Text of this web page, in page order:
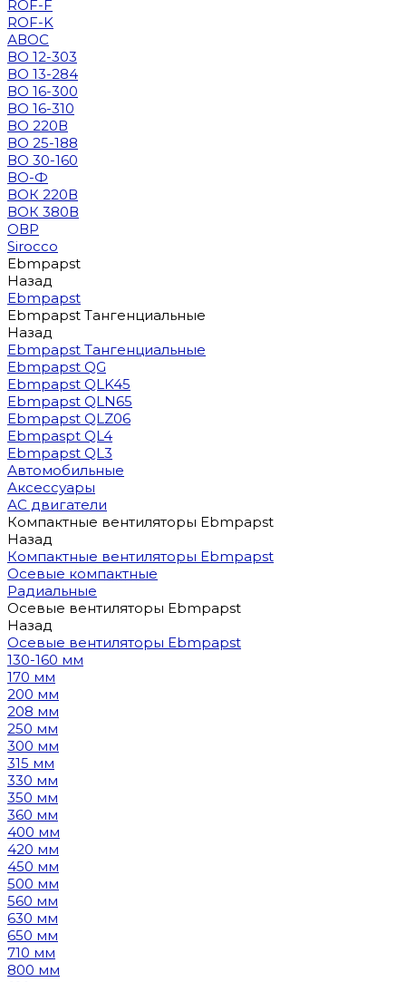
ROF-F
ROF-K
АВОС
ВО 12-303
ВО 13-284
ВО 16-300
ВО 16-310
ВО 220В
ВО 25-188
ВО 30-160
ВО-Ф
ВОК 220В
ВОК 380В
ОВР
Sirocco
Ebmpapst
Назад
Ebmpapst
Ebmpapst Тангенциальные
Назад
Ebmpapst Тангенциальные
Ebmpapst QG
Ebmpapst QLK45
Ebmpapst QLN65
Ebmpapst QLZ06
Ebmpaspt QL4
Ebmpapst QL3
Автомобильные
Аксессуары
АС двигатели
Компактные вентиляторы Ebmpapst
Назад
Компактные вентиляторы Ebmpapst
Осевые компактные
Радиальные
Осевые вентиляторы Ebmpapst
Назад
Осевые вентиляторы Ebmpapst
130-160 мм
170 мм
200 мм
208 мм
250 мм
300 мм
315 мм
330 мм
350 мм
360 мм
400 мм
420 мм
450 мм
500 мм
560 мм
630 мм
650 мм
710 мм
800 мм